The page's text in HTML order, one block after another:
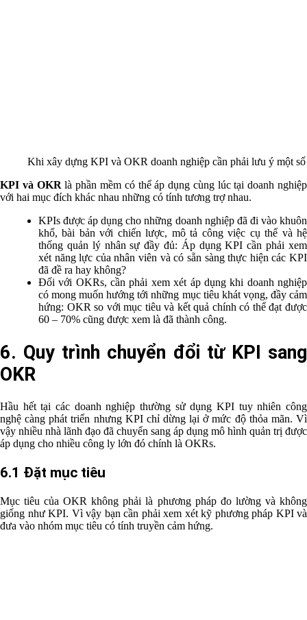
Khi xây dựng KPI và OKR doanh nghiệp cần phải lưu ý một
KPI và OKR là phần mềm có thể áp dụng cùng lúc tại doanh nghiệp
với hai mục đích khác nhau những có tính tương trợ nhau.
KPIs được áp dụng cho những doanh nghiệp đã đi vào khuôn
khổ, bài bản với chiến lược, mô tả công việc cụ thể và hệ
thống quản lý nhân sự đầy đủ: Áp dụng KPI cần phải xem
xét năng lực của nhân viên và có sẵn sàng thực hiện các KPI
đã đề ra hay không?
Đối với OKRs, cần phải xem xét áp dụng khi doanh nghiệp
có mong muốn hướng tới những mục tiêu khát vọng, đầy cảm
hứng: OKR so với mục tiêu và kết quả chính có thể đạt được
60 – 70% cũng được xem là đã thành công.
6. Quy trình chuyển đổi từ KPI sang
OKR
Hầu hết tại các doanh nghiệp thường sử dụng KPI tuy nhiên công
nghệ càng phát triển nhưng KPI chỉ dừng lại ở mức độ thỏa mãn. Vì
vậy nhiều nhà lãnh đạo đã chuyển sang áp dụng mô hình quản trị được
áp dụng cho nhiều công ly lớn đó chính là OKRs.
6.1 Đặt mục tiêu
Mục tiêu của OKR không phải là phương pháp đo lường và không
giống như KPI. Vì vậy bạn cần phải xem xét kỹ phương pháp KPI và
đưa vào nhóm mục tiêu có tính truyền cảm hứng.